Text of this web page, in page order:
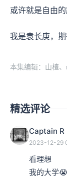
或许就是自由的
我是袁长庚，期
本集编辑：山楂、
精选评论
Captain R
2023-12-29
看理想
我的大学😭